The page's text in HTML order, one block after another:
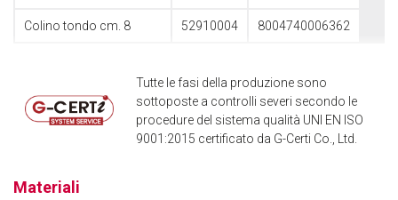
Colino tondo cm. 8 52910004 8004740006362
Tutte le fasi della produzione sono
sottoposte a controlli severi secondo le
procedure del sistema qualità UNI EN ISO
9001:2015 certificato da G-Certi Co., Ltd.
Materiali